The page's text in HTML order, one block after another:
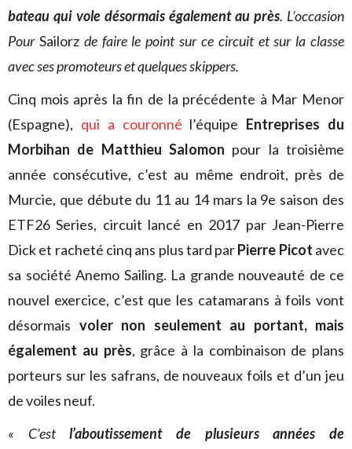
bateau qui vole désormais également au près. L’occasion
Pour Sailorzde faire le point sur ce circuit et sur la classe
avec ses promoteurs et quelques skippers.
Cinq mois après la fin de la précédente à Mar Menor
(Espagne), qui a couronné l’équipe Entreprises du
Morbihan de Matthieu Salomon pour la troisième
année consécutive, c’est au même endroit, près de
Murcie, que débute du 11 au 14 mars la 9e saison des
ETF26 Series, circuit lancé en 2017 par Jean-Pierre
Dick et racheté cinq ans plus tard parPierre Picot avec
sa société Anemo Sailing. La grande nouveauté de ce
nouvel exercice, c’est que les catamarans à foils vont
désormais voler non seulement au portant, mais
également au près, grâce à la combinaison de plans
porteurs sur les safrans, de nouveaux foils et d’un jeu
de voiles neuf.
« C’estl’aboutissement de plusieurs années de